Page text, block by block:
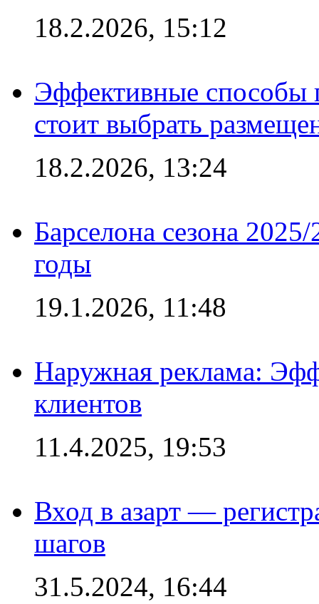
18.2.2026, 15:12
Эффективные способы
стоит выбрать
18.2.2026, 13:24
Барселона сезона
годы
19.1.2026, 11:48
Наружная реклама:
клиентов
11.4.2025, 19:53
Вход в азарт —
шагов
31.5.2024, 16:44